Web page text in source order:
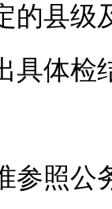
县级
具体检
照公